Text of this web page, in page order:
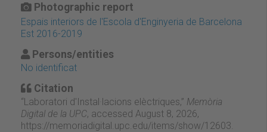
Photographic report
Espais interiors de l'Escola d'Enginyeria de Barcelona
Est 2016-2019
Persons/entities
No identificat
Citation
“Laboratori d'Instal·lacions elèctriques,” Memòria
Digital de la UPC, accessed August 8, 2026,
https://memoriadigital.upc.edu/items/show/12603